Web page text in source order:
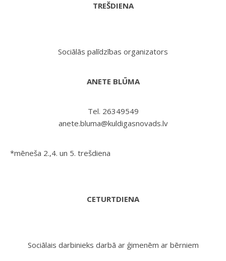
TREŠDIENA
Sociālās palīdzības organizators
ANETE BLŪMA
Tel. 26349549
anete.bluma@kuldigasnovads.lv
*mēneša 2.,4. un 5. trešdiena
CETURTDIENA
Sociālais darbinieks darbā ar ģimenēm ar bērniem